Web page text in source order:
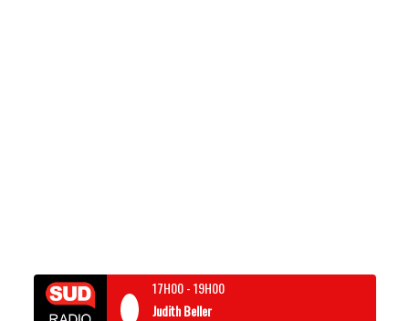
17H00-19H00
Judith Beller